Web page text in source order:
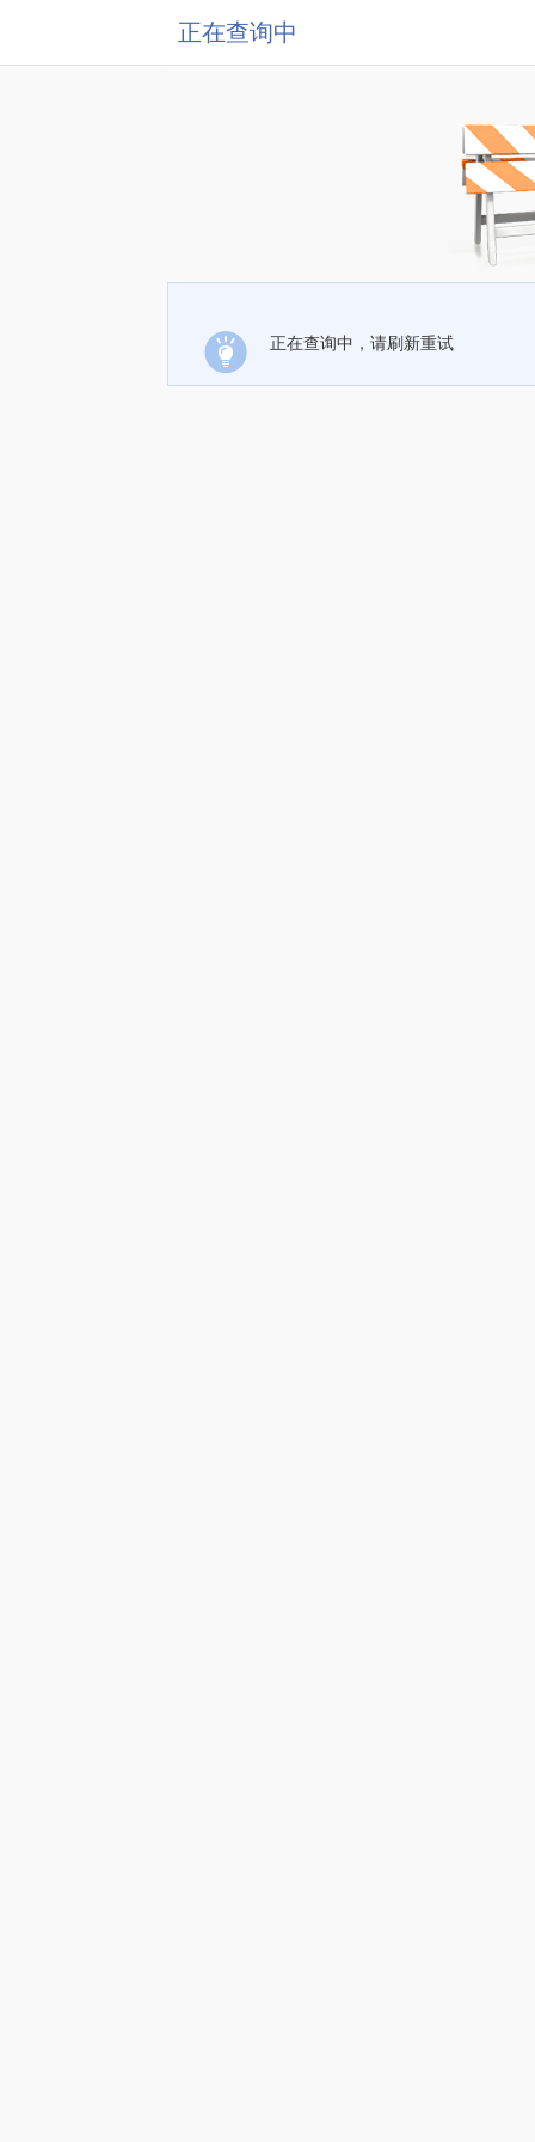
正在查询中
正在查询中，请刷新重试